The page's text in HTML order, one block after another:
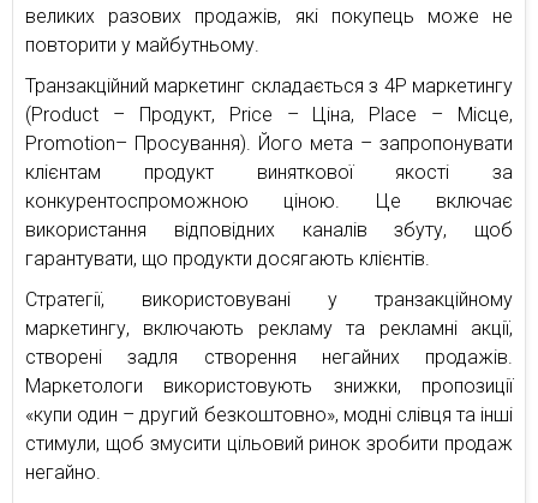
великих разових продажів, які покупець може не
повторити у майбутньому.
Транзакційний маркетинг складається з 4P маркетингу
(Product – Продукт, Price – Ціна, Place – Місце,
Promotion– Просування). Його мета – запропонувати
клієнтам продукт виняткової якості за
конкурентоспроможною ціною. Це включає
використання відповідних каналів збуту, щоб
гарантувати, що продукти досягають клієнтів.
Стратегії, використовувані у транзакційному
маркетингу, включають рекламу та рекламні акції,
створені задля створення негайних продажів.
Маркетологи використовують знижки, пропозиції
«купи один – другий безкоштовно», модні слівця та інші
стимули, щоб змусити цільовий ринок зробити продаж
негайно.